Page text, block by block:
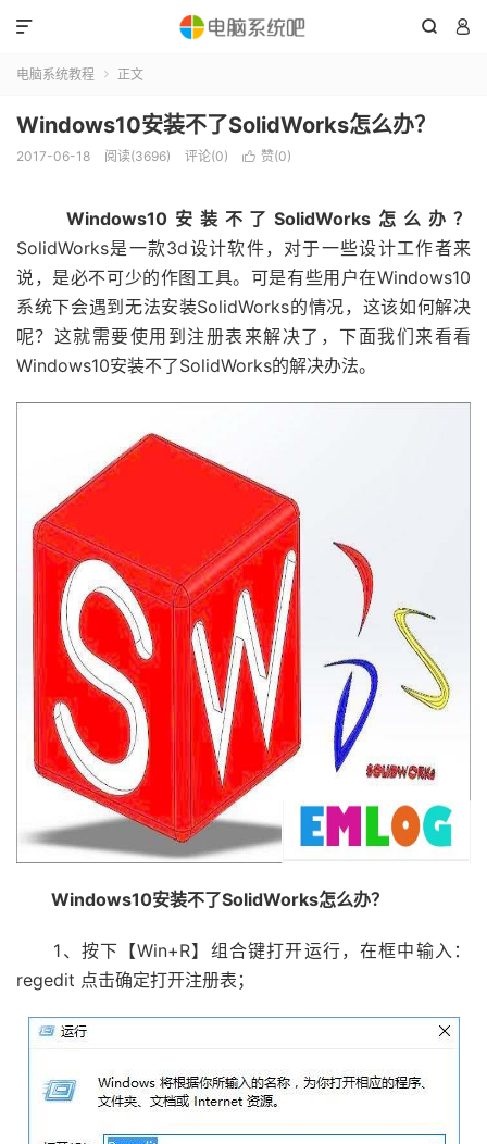
 

电脑系统教程  正文
Windows10安装不了SolidWorks怎么办？
2017-06-18 阅读(3696) 评论(0)  赞(0)
Windows10安装不了SolidWorks怎么办？
SolidWorks是一款3d设计软件，对于一些设计工作者来
说，是必不可少的作图工具。可是有些用户在Windows10
系统下会遇到无法安装SolidWorks的情况，这该如何解决
呢？这就需要使用到注册表来解决了，下面我们来看看
Windows10安装不了SolidWorks的解决办法。
Windows10安装不了SolidWorks怎么办？
1、按下【Win+R】组合键打开运行，在框中输入：
regedit 点击确定打开注册表；